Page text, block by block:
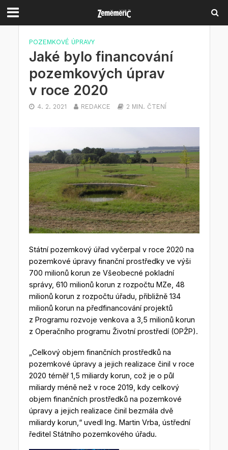
POZEMKOVÉ ÚPRAVY
Jaké bylo financování
pozemkových úprav
v roce 2020
4. 2. 2021 REDAKCE 2 MIN. ČTENÍ
Státní pozemkový úřad vyčerpal v roce 2020 na
pozemkové úpravy finanční prostředky ve výši
700 milionů korun ze Všeobecné pokladní
správy, 610 milionů korun z rozpočtu MZe, 48
milionů korun z rozpočtu úřadu, přibližně 134
milionů korun na předfinancování projektů
z Programu rozvoje venkova a 3,5 milionů korun
z Operačního programu Životní prostředí (OPŽP).
„Celkový objem finančních prostředků na
pozemkové úpravy a jejich realizace činil v roce
2020 téměř 1,5 miliardy korun, což je o půl
miliardy méně než v roce 2019, kdy celkový
objem finančních prostředků na pozemkové
úpravy a jejich realizace činil bezmála dvě
miliardy korun,“ uvedl Ing. Martin Vrba, ústřední
ředitel Státního pozemkového úřadu.